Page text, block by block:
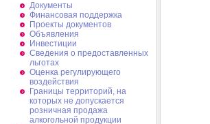
Документы
Финансовая поддержка
Проекты документов
Объявления
Инвестиции
Сведения о предоставленных
льготах
Оценка регулирующего
воздействия
Границы территорий, на
которых не допускается
розничная продажа
алкогольной продукции